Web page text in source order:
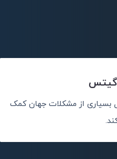
گیتس
بسیاری از مشکلات جهان کمک
هوش مصنوعی